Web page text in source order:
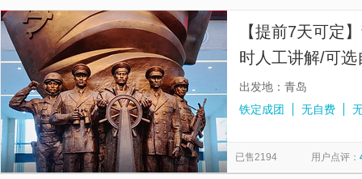
【提前7天可定
时人工讲解/可
出发地：青岛
铁定成团
无自费
已售2194 用户点评：